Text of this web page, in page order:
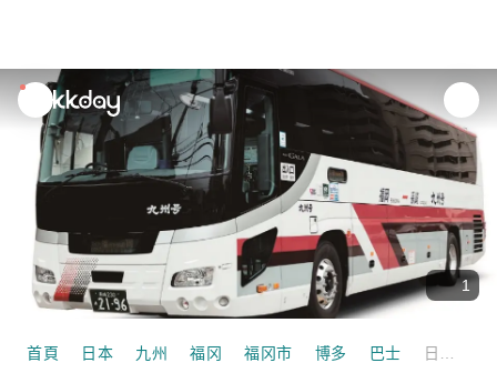
unread
notifications
1
首頁 日本 九州 福冈 福冈市 博多 巴士